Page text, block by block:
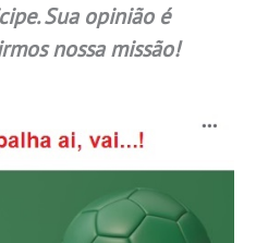
Sua opinião é
nossa missão!